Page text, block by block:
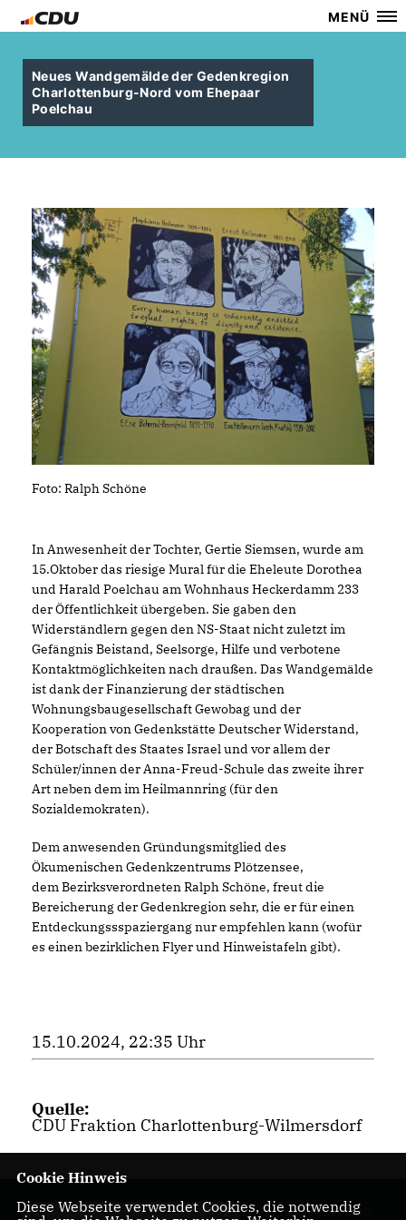
MENÜ
Neues Wandgemälde der Gedenkregion
Charlottenburg-Nord vom Ehepaar
Poelchau
Foto: Ralph Schöne
In Anwesenheit der Tochter, Gertie Siemsen, wurde am
15.Oktober das riesige Mural für die Eheleute Dorothea
und Harald Poelchau am Wohnhaus Heckerdamm 233
der Öffentlichkeit übergeben. Sie gaben den
Widerständlern gegen den NS-Staat nicht zuletzt im
Gefängnis Beistand, Seelsorge, Hilfe und verbotene
Kontaktmöglichkeiten nach draußen. Das Wandgemälde
ist dank der Finanzierung der städtischen
Wohnungsbaugesellschaft Gewobag und der
Kooperation von Gedenkstätte Deutscher Widerstand,
der Botschaft des Staates Israel und vor allem der
Schüler/innen der Anna-Freud-Schule das zweite ihrer
Art neben dem im Heilmannring (für den
Sozialdemokraten).
Dem anwesenden Gründungsmitglied des
Ökumenischen Gedenkzentrums Plötzensee,
dem Bezirksverordneten Ralph Schöne, freut die
Bereicherung der Gedenkregion sehr, die er für einen
Entdeckungssspaziergang nur empfehlen kann (wofür
es einen bezirklichen Flyer und Hinweistafeln gibt).
15.10.2024, 22:35 Uhr
Quelle:
CDU Fraktion Charlottenburg-Wilmersdorf
Homepage des CDU
Cookie Hinweis
Diese Webseite verwendet Cookies, die notwendig